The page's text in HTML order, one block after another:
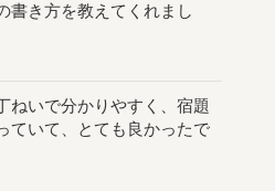
書き方を教えてくれまし
ねいで分かりやすく、宿題
ていて、とても良かったで